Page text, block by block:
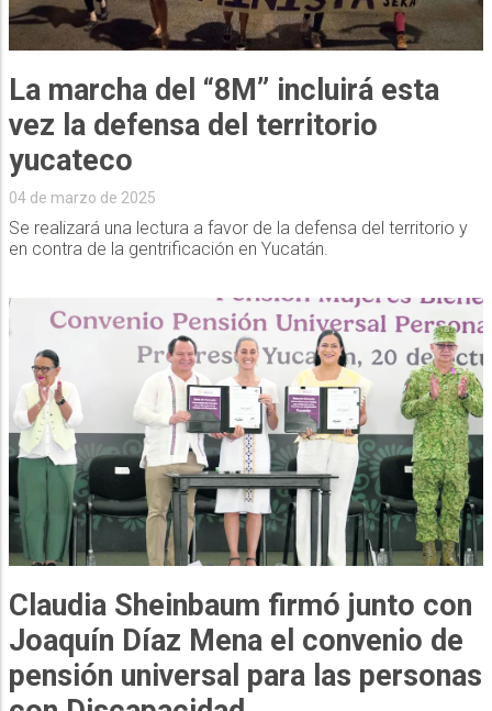
La marcha del “8M” incluirá esta
vez la defensa del territorio
yucateco
04 de marzo de 2025
Se realizará una lectura a favor de la defensa del territorio y
en contra de la gentrificación en Yucatán.
Claudia Sheinbaum firmó junto con
Joaquín Díaz Mena el convenio de
pensión universal para las personas